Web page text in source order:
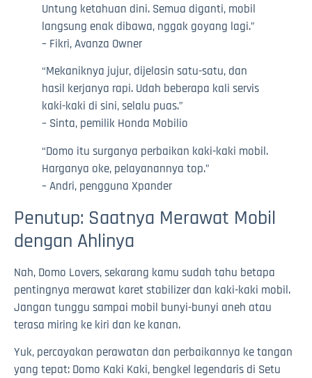
Untung ketahuan dini. Semua diganti, mobil
langsung enak dibawa, nggak goyang lagi.”
– Fikri, Avanza Owner
“Mekaniknya jujur, dijelasin satu-satu, dan
hasil kerjanya rapi. Udah beberapa kali servis
kaki-kaki di sini, selalu puas.”
– Sinta, pemilik Honda Mobilio
“Domo itu surganya perbaikan kaki-kaki mobil.
Harganya oke, pelayanannya top.”
– Andri, pengguna Xpander
Penutup: Saatnya Merawat Mobil
dengan Ahlinya
Nah, Domo Lovers, sekarang kamu sudah tahu betapa
pentingnya merawat karet stabilizer dan kaki-kaki mobil.
Jangan tunggu sampai mobil bunyi-bunyi aneh atau
terasa miring ke kiri dan ke kanan.
Yuk, percayakan perawatan dan perbaikannya ke tangan
yang tepat: Domo Kaki Kaki, bengkel legendaris di Setu